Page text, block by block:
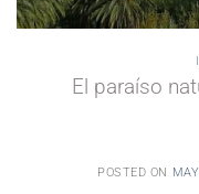
El paraíso
POSTED ON